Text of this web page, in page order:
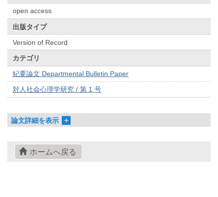
open access
出版タイプ
Version of Record
カテゴリ
紀要論文 Departmental Bulletin Paper
対人社会心理学研究 / 第 1 号
論文詳細を表示
ホームへ戻る